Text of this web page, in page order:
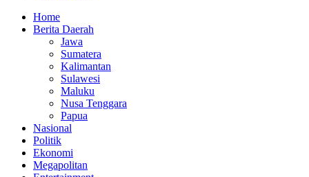
Home
Berita Daerah
Jawa
Sumatera
Kalimantan
Sulawesi
Maluku
Nusa Tenggara
Papua
Nasional
Politik
Ekonomi
Megapolitan